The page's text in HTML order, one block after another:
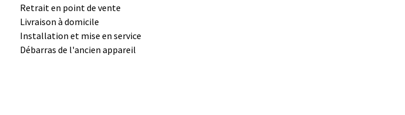
Retrait en point de vente
Livraison à domicile
Installation et mise en service
Débarras de l'ancien appareil